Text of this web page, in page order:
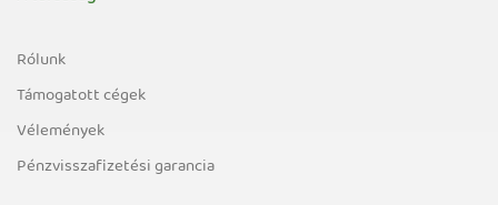
Rólunk
Támogatott cégek
Vélemények
Pénzvisszafizetési garancia